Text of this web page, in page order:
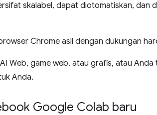
skalabel, dapat diotomatiskan, dan
Chrome asli dengan dukungan
Web, game web, atau grafis, atau
Anda.
Google Colab baru